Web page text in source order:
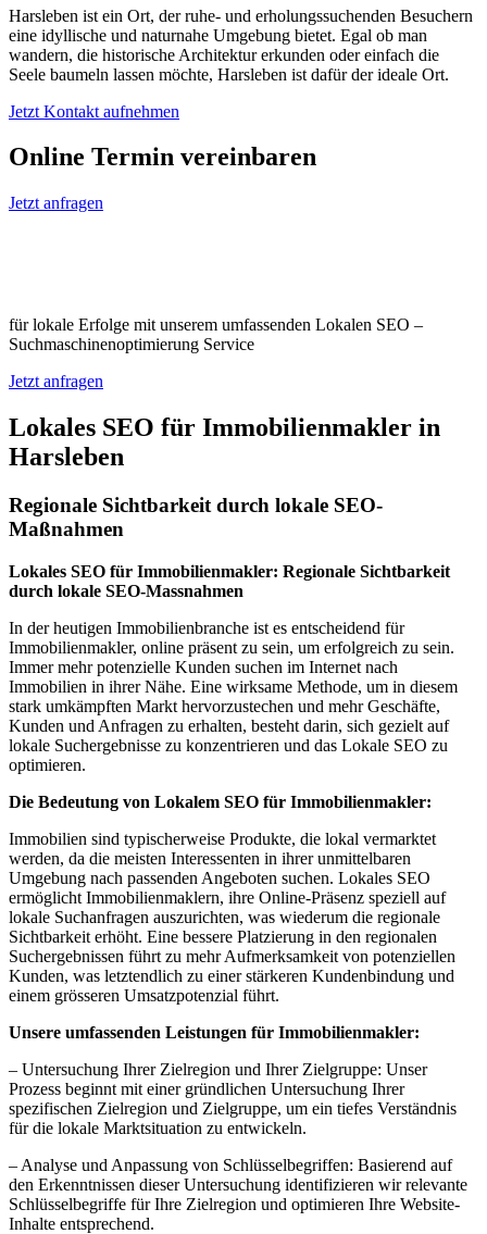
Harsleben ist ein Ort, der ruhe- und erholungssuchenden Besuchern
eine idyllische und naturnahe Umgebung bietet. Egal ob man
wandern, die historische Architektur erkunden oder einfach die
Seele baumeln lassen möchte, Harsleben ist dafür der ideale Ort.
Jetzt Kontakt aufnehmen
Online Termin vereinbaren
Jetzt anfragen
für lokale Erfolge mit unserem umfassenden Lokalen SEO –
Suchmaschinenoptimierung Service
Jetzt anfragen
Lokales SEO für Immobilienmakler in
Harsleben
Regionale Sichtbarkeit durch lokale SEO-
Maßnahmen
Lokales SEO für Immobilienmakler: Regionale Sichtbarkeit
durch lokale SEO-Massnahmen
In der heutigen Immobilienbranche ist es entscheidend für
Immobilienmakler, online präsent zu sein, um erfolgreich zu sein.
Immer mehr potenzielle Kunden suchen im Internet nach
Immobilien in ihrer Nähe. Eine wirksame Methode, um in diesem
stark umkämpften Markt hervorzustechen und mehr Geschäfte,
Kunden und Anfragen zu erhalten, besteht darin, sich gezielt auf
lokale Suchergebnisse zu konzentrieren und das Lokale SEO zu
optimieren.
Die Bedeutung von Lokalem SEO für Immobilienmakler:
Immobilien sind typischerweise Produkte, die lokal vermarktet
werden, da die meisten Interessenten in ihrer unmittelbaren
Umgebung nach passenden Angeboten suchen. Lokales SEO
ermöglicht Immobilienmaklern, ihre Online-Präsenz speziell auf
lokale Suchanfragen auszurichten, was wiederum die regionale
Sichtbarkeit erhöht. Eine bessere Platzierung in den regionalen
Suchergebnissen führt zu mehr Aufmerksamkeit von potenziellen
Kunden, was letztendlich zu einer stärkeren Kundenbindung und
einem grösseren Umsatzpotenzial führt.
Unsere umfassenden Leistungen für Immobilienmakler:
– Untersuchung Ihrer Zielregion und Ihrer Zielgruppe: Unser
Prozess beginnt mit einer gründlichen Untersuchung Ihrer
spezifischen Zielregion und Zielgruppe, um ein tiefes Verständnis
für die lokale Marktsituation zu entwickeln.
– Analyse und Anpassung von Schlüsselbegriffen: Basierend auf
den Erkenntnissen dieser Untersuchung identifizieren wir relevante
Schlüsselbegriffe für Ihre Zielregion und optimieren Ihre Website-
Inhalte entsprechend.